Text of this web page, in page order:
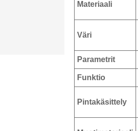
Materiaali
Väri
Parametrit
Funktio
Pintakäsittely